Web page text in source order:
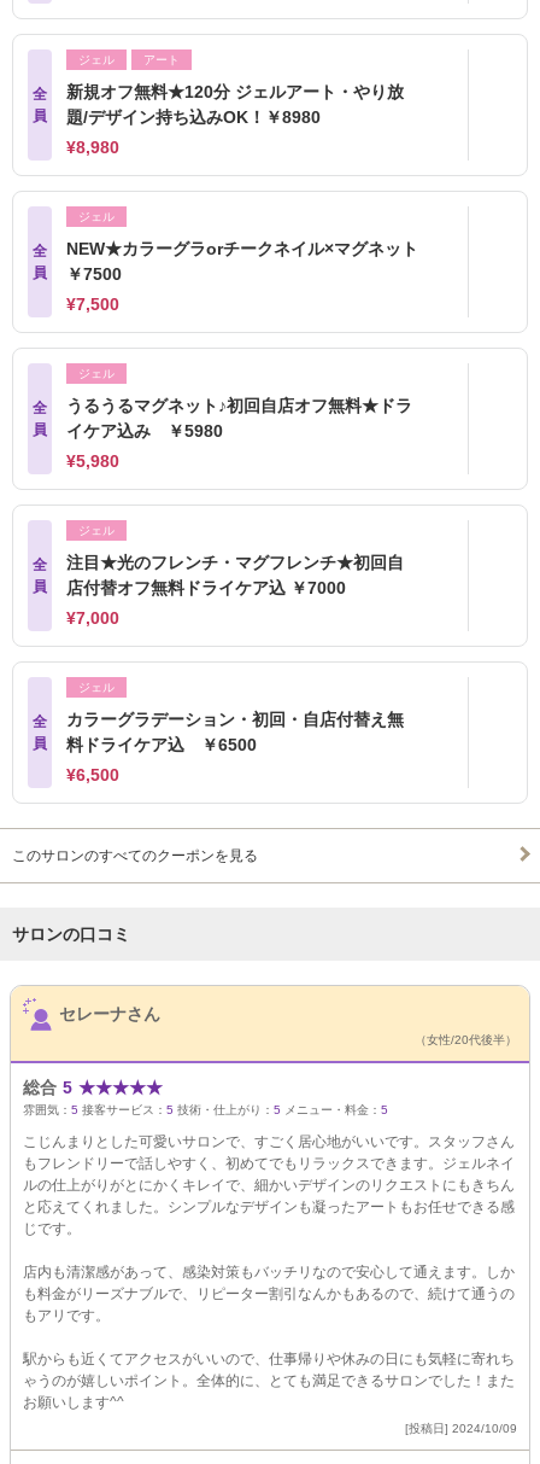
全
員
ジェル アート
新規オフ無料★120分 ジェルアート・やり放
題/デザイン持ち込みOK！￥8980
¥8,980
全
員
ジェル
NEW★カラーグラorチークネイル×マグネット
￥7500
¥7,500
全
員
ジェル
うるうるマグネット♪初回自店オフ無料★ドラ
イケア込み ￥5980
¥5,980
全
員
ジェル
注目★光のフレンチ・マグフレンチ★初回自
店付替オフ無料ドライケア込 ￥7000
¥7,000
全
員
ジェル
カラーグラデーション・初回・自店付替え無
料ドライケア込 ￥6500
¥6,500
このサロンのすべてのクーポンを見る
サロンの口コミ
サロンPick Up
セレーナさん
（女性/20代後半）
総合 5 ★★★★★
雰囲気： 5 接客サービス： 5 技術・仕上がり： 5 メニュー・料金： 5
こじんまりとした可愛いサロンで、すごく居心地がいいです。スタッフさん
もフレンドリーで話しやすく、初めてでもリラックスできます。ジェルネイ
ルの仕上がりがとにかくキレイで、細かいデザインのリクエストにもきちん
と応えてくれました。シンプルなデザインも凝ったアートもお任せできる感
じです。
店内も清潔感があって、感染対策もバッチリなので安心して通えます。しか
も料金がリーズナブルで、リピーター割引なんかもあるので、続けて通うの
もアリです。
駅からも近くてアクセスがいいので、仕事帰りや休みの日にも気軽に寄れち
ゃうのが嬉しいポイント。全体的に、とても満足できるサロンでした！また
お願いします^^
[投稿日] 2024/10/09